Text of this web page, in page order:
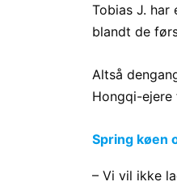
Tobias J.
blandt de
Altså
Hongqi-
Spring køen
– Vi vil ikke